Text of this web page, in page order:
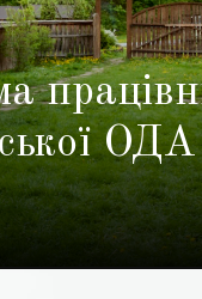
ОДА